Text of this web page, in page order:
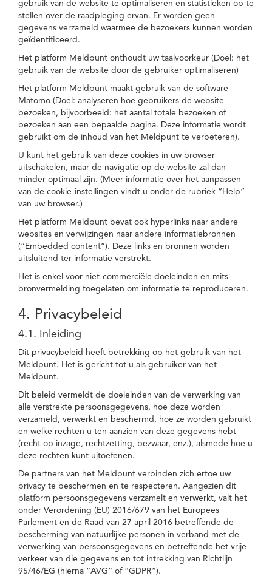
gebruik van de website te optimaliseren en statistieken op te
stellen over de raadpleging ervan. Er worden geen
gegevens verzameld waarmee de bezoekers kunnen worden
geïdentificeerd.
Het platform Meldpunt onthoudt uw taalvoorkeur (Doel: het
gebruik van de website door de gebruiker optimaliseren)
Het platform Meldpunt maakt gebruik van de software
Matomo (Doel: analyseren hoe gebruikers de website
bezoeken, bijvoorbeeld: het aantal totale bezoeken of
bezoeken aan een bepaalde pagina. Deze informatie wordt
gebruikt om de inhoud van het Meldpunt te verbeteren).
U kunt het gebruik van deze cookies in uw browser
uitschakelen, maar de navigatie op de website zal dan
minder optimaal zijn. (Meer informatie over het aanpassen
van de cookie-instellingen vindt u onder de rubriek “Help”
van uw browser.)
Het platform Meldpunt bevat ook hyperlinks naar andere
websites en verwijzingen naar andere informatiebronnen
(“Embedded content”). Deze links en bronnen worden
uitsluitend ter informatie verstrekt.
Het is enkel voor niet-commerciële doeleinden en mits
bronvermelding toegelaten om informatie te reproduceren.
4. Privacybeleid
4.1. Inleiding
Dit privacybeleid heeft betrekking op het gebruik van het
Meldpunt. Het is gericht tot u als gebruiker van het
Meldpunt.
Dit beleid vermeldt de doeleinden van de verwerking van
alle verstrekte persoonsgegevens, hoe deze worden
verzameld, verwerkt en beschermd, hoe ze worden gebruikt
en welke rechten u ten aanzien van deze gegevens hebt
(recht op inzage, rechtzetting, bezwaar, enz.), alsmede hoe u
deze rechten kunt uitoefenen.
De partners van het Meldpunt verbinden zich ertoe uw
privacy te beschermen en te respecteren. Aangezien dit
platform persoonsgegevens verzamelt en verwerkt, valt het
onder Verordening (EU) 2016/679 van het Europees
Parlement en de Raad van 27 april 2016 betreffende de
bescherming van natuurlijke personen in verband met de
verwerking van persoonsgegevens en betreffende het vrije
verkeer van die gegevens en tot intrekking van Richtlijn
95/46/EG (hierna “AVG” of “GDPR”).